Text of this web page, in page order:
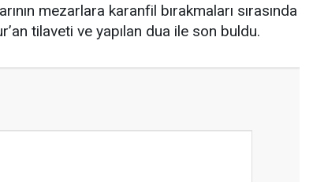
mezarlara karanfil bırakmaları sırasında
tilaveti ve yapılan dua ile son buldu.